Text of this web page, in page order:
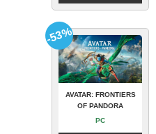
AVATAR: FRONTIERS
OF PANDORA
PC
-53%